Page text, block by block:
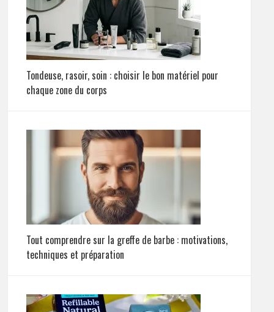
Tondeuse, rasoir, soin : choisir le bon matériel pour
chaque zone du corps
Tout comprendre sur la greffe de barbe : motivations,
techniques et préparation